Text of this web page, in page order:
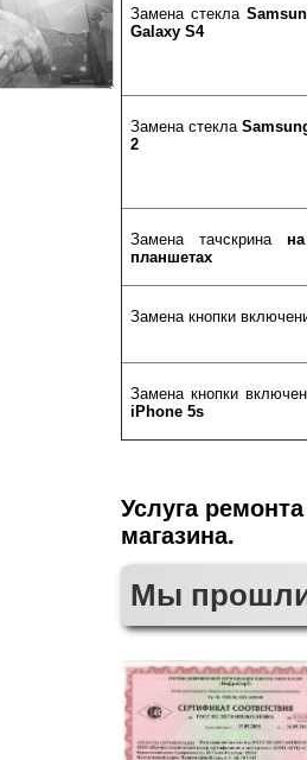
Замена стекла
Galaxy S4
Замена стекла
2
Замена тачскрина
планшетах
Замена кнопки
Замена кнопки
iPhone 5s
Услуга
магазина.
Мы